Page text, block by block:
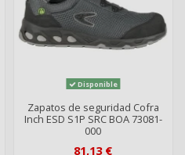
Disponible
Zapatos de seguridad Cofra
Inch ESD S1P SRC BOA 73081-
000
81,13 €